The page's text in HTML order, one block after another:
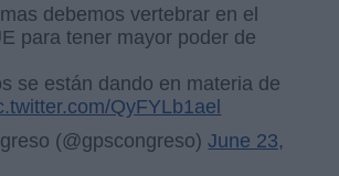
debemos vertebrar en el
para tener mayor poder de
se están dando en materia de
QyFYLb1ael
(@gpscongreso)June 23,